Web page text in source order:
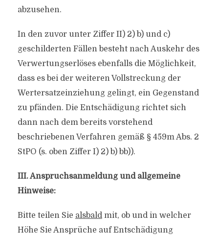
abzusehen.
In den zuvor unter Ziffer II) 2) b) und c)
geschilderten Fällen besteht nach Auskehr des
Verwertungserlöses ebenfalls die Möglichkeit,
dass es bei der weiteren Vollstreckung der
Wertersatzeinziehung gelingt, ein Gegenstand
zu pfänden. Die Entschädigung richtet sich
dann nach dem bereits vorstehend
beschriebenen Verfahren gemäß § 459m Abs. 2
StPO (s. oben Ziffer I) 2) b) bb)).
III. Anspruchsanmeldung und allgemeine
Hinweise:
Bitte teilen Sie alsbaldmit, ob und in welcher
Höhe Sie Ansprüche auf Entschädigung